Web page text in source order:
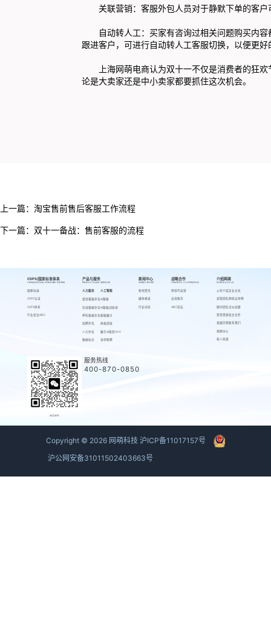
关联营销：客服外包人员对于静默下单的客户
自动转人工：买家有咨询过相关问题购买内容
跟进客户，可进行自动转人工客服切换，以便更
上海网萌电商认为双十一不仅是消费者的狂欢
论是大卖家还是中小卖家都要抓住这次机会。
上一篇： 淘宝售前售后客服工作流程
下一篇： 双十一备战：售前客服的流程
CSPS/国家标准体系
CSPS/NATIONAL STANDARD SYSTEM
国家标准
CSPS认证
CSPS体系
行业会议AIEC
产品与服务
PRODUCTS AND SERVICES
人力服务
游戏客服外包
在线客服外包
呼叫客服外包
招聘外包
人力外包
数据标注
人工智能
AI客服
AI客服训练场
客服魔方
蚂蚁绩效
魔方AI质检VOC
来呗智聘
新闻中心
NEWS CENTER
新闻资讯
媒体报道
行业动态
战略合作
STRATEGIC COOPERATION
跨境代运营
出海服务
AIEC论坛
介绍网萌
INTRODUCE US
公司介绍
高管团队
顾问团队
荣誉资质
发展历程
视频中心
萌人萌事
企业文化
网萌吉祥物
合伙加盟
校企合作
联系我们
商务联系
服务热线
400-870-0850
Copyright © 2026 网萌科技 沪ICP备11017157号
沪公网安备31011502403663号